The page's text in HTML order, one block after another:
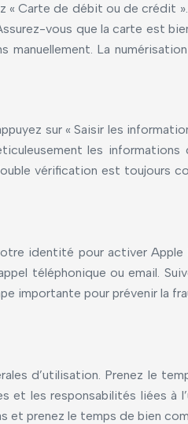
« Carte de débit ou de crédit
vous que la carte est
manuellement. La
sur « Saisir les
les
vérification est toujours
identité pour activer
téléphonique ou email.
importante pour prévenir la
d’utilisation. Prenez le
les responsabilités liées à
et prenez le temps de bien